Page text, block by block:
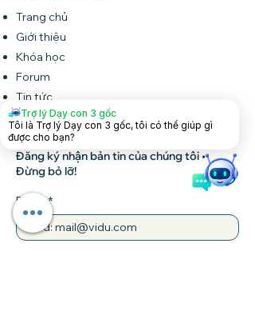
Trang chủ
Giới thiệu
Khóa học
Forum
Tin tức
Liên hệ
Đăng ký nhận bản tin của chúng tôi •
Đừng bỏ lỡ!
Email
Trợ lý Dạy con 3 gốc
Tôi là Trợ lý Dạy con 3 gốc, tôi có thể giúp gì
được cho bạn?